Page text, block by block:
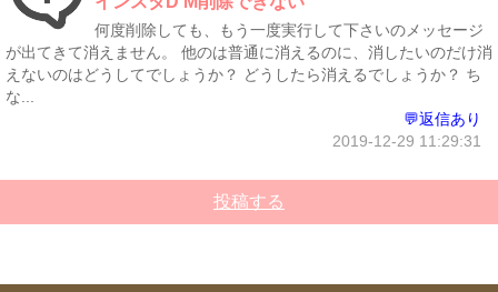
何度削除しても、もう一度実行して下さいのメッセージ
が出てきて消えません。 他のは普通に消えるのに、消したいのだけ消
えないのはどうしてでしょうか？ どうしたら消えるでしょうか？ ち
な...
💬返信あり
2019-12-29 11:29:31
投稿する